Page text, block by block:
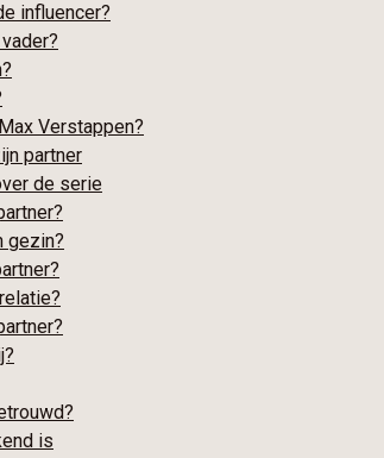
influencer?
Verstappen?
partner
de serie
gezin?
is